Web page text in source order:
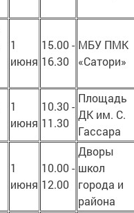
1
июня
15.00 -
16.30
МБУ ПМК
«Сатори»
1
июня
10.30 -
11.30
Площадь
ДК им. С.
Гассара
1
июня
10.00 -
12.00
Дворы
школ
города и
района